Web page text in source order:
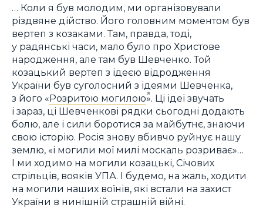
… Коли я був молодим, ми організовували
різдвяне дійство. Його головним моментом був
вертеп з козаками. Там, правда, тоді,
у радянські часи, мало було про Христове
народження, але там був Шевченко. Той
козацький вертеп з ідеєю відродження
України був суголосний з ідеями Шевченка,
з його «Розритою могилою». Ці ідеї звучать
і зараз, ці Шевченкові рядки сьогодні додають
болю, але і сили боротися за майбутнє, знаючи
свою історію. Росія знову вбивчо руйнує нашу
землю, «і могили мої милі москаль розриває»…
І ми ходимо на могили козацькі, Січових
стрільців, вояків УПА. І будемо, на жаль, ходити
на могили наших воїнів, які встали на захист
України в нинішній страшній війні.